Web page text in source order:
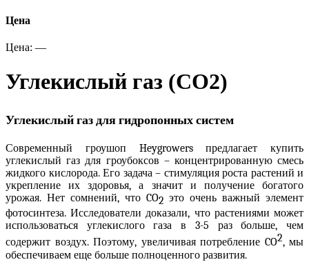
Цена
Цена: —
Углекислый газ (CO2)
Углекислый газ для гидропонных систем
Современный гроушоп Heygrowers предлагает купить
углекислый газ для гроубоксов – концентрированную смесь
жидкого кислорода. Его задача – стимуляция роста растений и
укрепление их здоровья, а значит и получение богатого
урожая. Нет сомнений, что CO2 это очень важный элемент
фотосинтеза. Исследователи доказали, что растениями может
использоваться углекислого газа в 3-5 раз больше, чем
содержит воздух. Поэтому, увеличивая потребление CO2, мы
обеспечиваем еще больше полноценного развития.